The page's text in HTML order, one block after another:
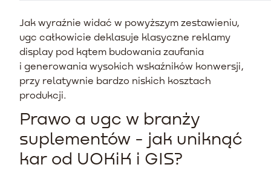
Jak wyraźnie widać w powyższym zestawieniu,
ugc całkowicie deklasuje klasyczne reklamy
display pod kątem budowania zaufania
i generowania wysokich wskaźników konwersji,
przy relatywnie bardzo niskich kosztach
produkcji.
Prawo a ugc w branży
suplementów - jak uniknąć
kar od UOKiK i GIS?